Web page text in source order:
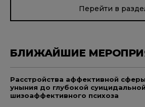
Перейти в
БЛИЖАЙШИЕ
Расстройства аффективной
уныния до глубокой
шизоаффективного психоза